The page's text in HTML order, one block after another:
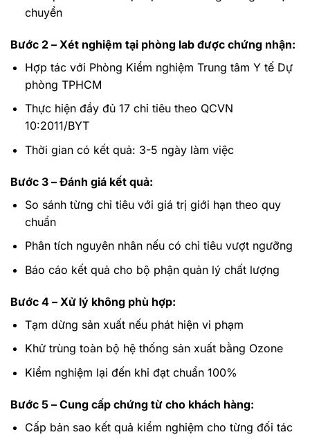
chuyển
Bước 2 – Xét nghiệm tại phòng lab được chứng nhận:
Hợp tác với Phòng Kiểm nghiệm Trung tâm Y tế Dự
phòng TPHCM
Thực hiện đầy đủ 17 chỉ tiêu theo QCVN
10:2011/BYT
Thời gian có kết quả: 3-5 ngày làm việc
Bước 3 – Đánh giá kết quả:
So sánh từng chỉ tiêu với giá trị giới hạn theo quy
chuẩn
Phân tích nguyên nhân nếu có chỉ tiêu vượt ngưỡng
Báo cáo kết quả cho bộ phận quản lý chất lượng
Bước 4 – Xử lý không phù hợp:
Tạm dừng sản xuất nếu phát hiện vi phạm
Khử trùng toàn bộ hệ thống sản xuất bằng Ozone
Kiểm nghiệm lại đến khi đạt chuẩn 100%
Bước 5 – Cung cấp chứng từ cho khách hàng:
Cấp bản sao kết quả kiểm nghiệm cho từng đối tác